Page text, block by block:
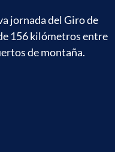
jornada del Giro de
156 kilómetros entre
de montaña.